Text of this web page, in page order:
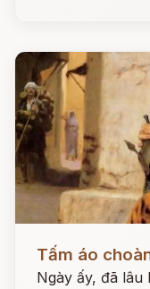
Đọc ngay
Tấm áo
Ngày ấy, đã lâu